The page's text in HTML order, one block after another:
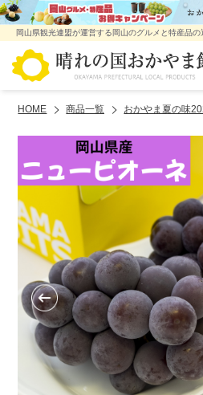
岡山県観光連盟が運営する岡山のグルメと特産品の
HOME 商品一覧 おかやま夏の味